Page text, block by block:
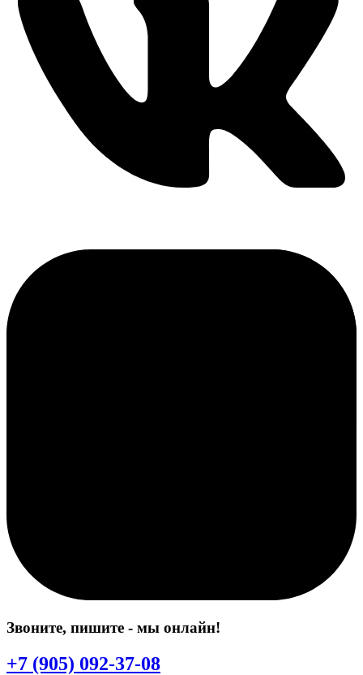
Звоните, пишите - мы онлайн!
+7 (905) 092-37-08